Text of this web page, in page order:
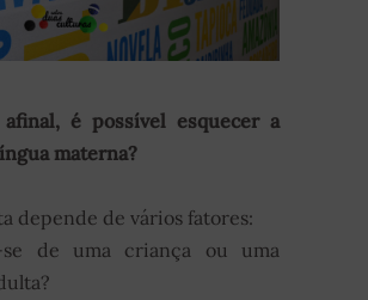
afinal, é possível esquecer a
materna?
depende de vários fatores:
se de uma criança ou uma